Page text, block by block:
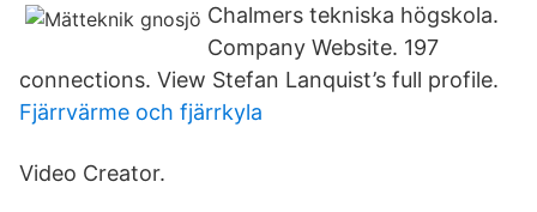
Chalmers tekniska högskola.
Company Website. 197
connections. View Stefan Lanquist’s full profile.
Fjärrvärme och fjärrkyla
Video Creator.